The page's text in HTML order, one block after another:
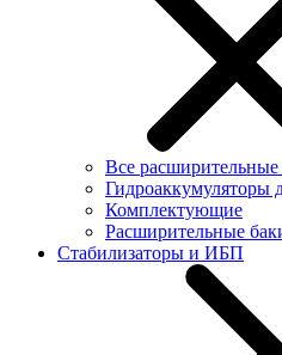
Все
Гидроаккумуляторы
Комплектующие
Расширительные
Стабилизаторы и ИБП